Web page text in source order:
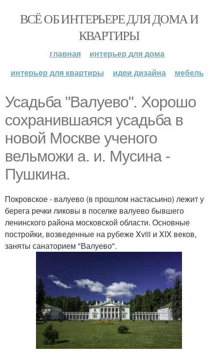
ВСЁ ОБ ИНТЕРЬЕРЕ ДЛЯ ДОМА И
КВАРТИРЫ
главная
интерьер для дома
интерьер для квартиры
идеи дизайна мебель
Усадьба "Валуево". Хорошо
сохранившаяся усадьба в
новой Москве ученого
вельможи а. и. Мусина -
Пушкина.
Покровское - валуево (в прошлом настасьино) лежит у
берега речки ликовы в поселке валуево бывшего
ленинского района московской области. Основные
постройки, возведенные на рубеже Xviii и XIX веков,
заняты санаторием "Валуево".